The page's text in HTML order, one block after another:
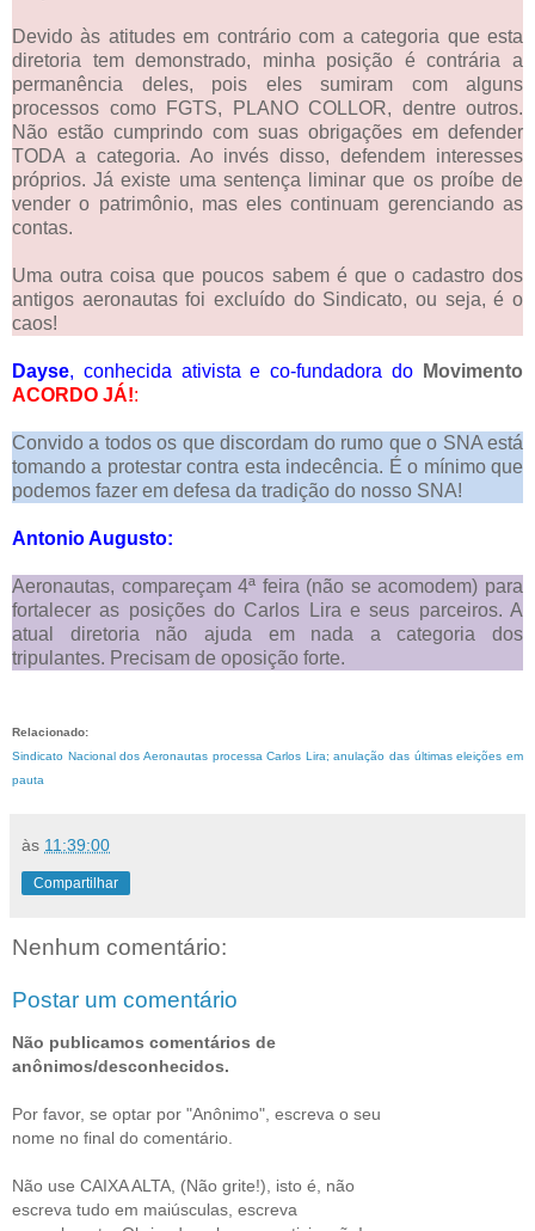
Devido às atitudes em contrário com a categoria que esta
diretoria tem demonstrado, minha posição é contrária a
permanência deles, pois eles sumiram com alguns
processos como FGTS, PLANO COLLOR, dentre outros.
Não estão cumprindo com suas obrigações em defender
TODA a categoria. Ao invés disso, defendem interesses
próprios. Já existe uma sentença liminar que os proíbe de
vender o patrimônio, mas eles continuam gerenciando as
contas.
Uma outra coisa que poucos sabem é que o cadastro dos
antigos aeronautas foi excluído do Sindicato, ou seja, é o
caos!
Dayse, conhecida ativista e co-fundadora do
Movimento
ACORDO JÁ!:
Convido a todos os que discordam do rumo que o SNA está
tomando a protestar contra esta indecência. É o mínimo que
podemos fazer em defesa da tradição do nosso SNA!
Antonio Augusto:
Aeronautas, compareçam 4ª feira (não se acomodem) para
fortalecer as posições do Carlos Lira e seus parceiros. A
atual diretoria não ajuda em nada a categoria dos
tripulantes. Precisam de oposição forte.
Relacionado:
Sindicato Nacional dos Aeronautas processa Carlos Lira; anulação das últimas eleições em
pauta
às 11:39:00
Compartilhar
Nenhum comentário:
Postar um comentário
Não publicamos comentários de
anônimos/desconhecidos.
Por favor, se optar por "Anônimo", escreva o seu
nome no final do comentário.
Não use CAIXA ALTA, (Não grite!), isto é, não
escreva tudo em maiúsculas, escreva